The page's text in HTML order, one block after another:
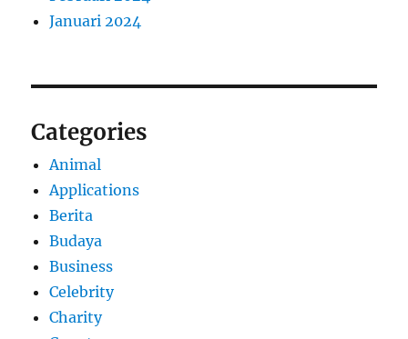
Januari 2024
Categories
Animal
Applications
Berita
Budaya
Business
Celebrity
Charity